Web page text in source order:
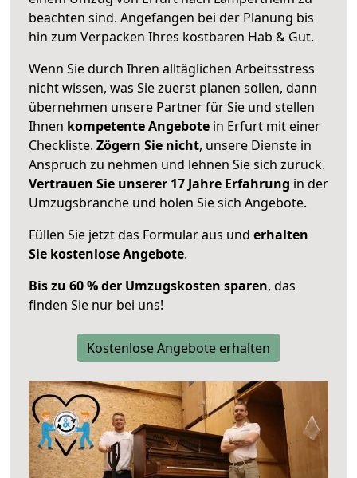
beachten sind. Angefangen bei der Planung bis
hin zum Verpacken Ihres kostbaren Hab & Gut.
Wenn Sie durch Ihren alltäglichen Arbeitsstress
nicht wissen, was Sie zuerst planen sollen, dann
übernehmen unsere Partner für Sie und stellen
Ihnen kompetente Angebote in Erfurt mit einer
Checkliste. Zögern Sie nicht, unsere Dienste in
Anspruch zu nehmen und lehnen Sie sich zurück.
Vertrauen Sie unserer 17 Jahre Erfahrung in der
Umzugsbranche und holen Sie sich Angebote.
Füllen Sie jetzt das Formular aus und erhalten
Sie kostenlose Angebote.
Bis zu 60 % der Umzugskosten sparen, das
finden Sie nur bei uns!
Kostenlose Angebote erhalten